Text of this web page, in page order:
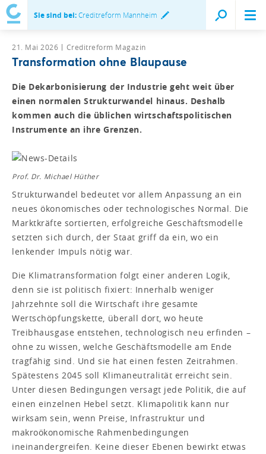
Sie sind bei:Creditreform Mannheim
21. Mai 2026 Creditreform Magazin
Transformation ohne Blaupause
Die Dekarbonisierung der Industrie geht weit über
einen normalen Strukturwandel hinaus. Deshalb
kommen auch die üblichen wirtschaftspolitischen
Instrumente an ihre Grenzen.
Prof. Dr. Michael Hüther
Strukturwandel bedeutet vor allem Anpassung an ein
neues ökonomisches oder technologisches Normal. Die
Marktkräfte sortierten, erfolgreiche Geschäftsmodelle
setzten sich durch, der Staat griff da ein, wo ein
lenkender Impuls nötig war.
Die Klimatransformation folgt einer anderen Logik,
denn sie ist politisch fixiert: Innerhalb weniger
Jahrzehnte soll die Wirtschaft ihre gesamte
Wertschöpfungskette, überall dort, wo heute
Treibhausgase entstehen, technologisch neu erfinden –
ohne zu wissen, welche Geschäftsmodelle am Ende
tragfähig sind. Und sie hat einen festen Zeitrahmen.
Spätestens 2045 soll Klimaneutralität erreicht sein.
Unter diesen Bedingungen versagt jede Politik, die auf
einen einzelnen Hebel setzt. Klimapolitik kann nur
wirksam sein, wenn Preise, Infrastruktur und
makroökonomische Rahmenbedingungen
ineinandergreifen. Keine dieser Ebenen bewirkt etwas